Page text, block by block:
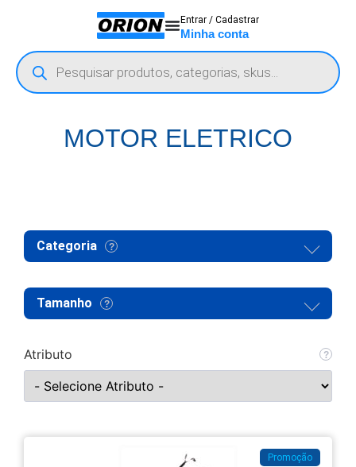
Entrar / Cadastrar
Minha conta
MOTOR ELETRICO
Categoria
Tamanho
Atributo
Promoção